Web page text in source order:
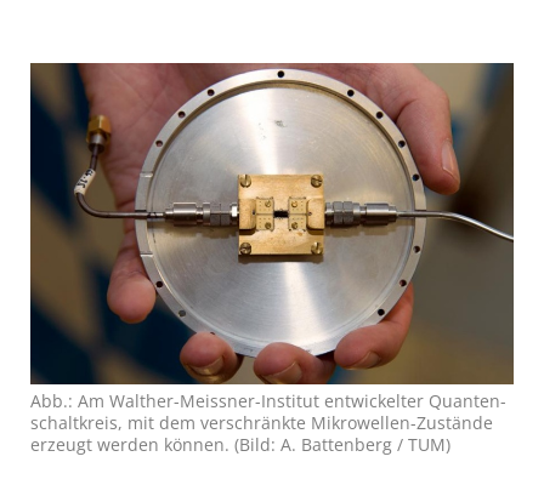
Abb.: Am Walther-Meissner-Institut entwickelter Quanten­
schalt­kreis, mit dem verschränkte Mikro­wellen-Zustände
erzeugt werden können. (Bild: A. Battenberg / TUM)